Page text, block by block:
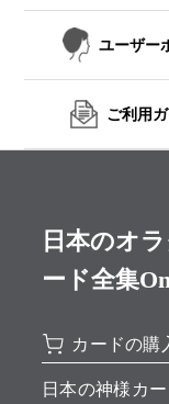
ユーザー
ご利用
日本のオ
ード全集
カードの購
日本の神様カー